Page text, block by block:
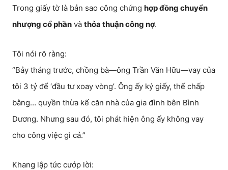
Trong giấy tờ là bản sao công chứng hợp đồng chuyển
nhượng cổ phần và thỏa thuận công nợ.
Tôi nói rõ ràng:
“Bảy tháng trước, chồng bà—ông Trần Văn Hữu—vay của
tôi 3 tỷ để ‘đầu tư xoay vòng’. Ông ấy ký giấy, thế chấp
bằng… quyền thừa kế căn nhà của gia đình bên Bình
Dương. Nhưng sau đó, tôi phát hiện ông ấy không vay
cho công việc gì cả.”
Khang lập tức cướp lời: